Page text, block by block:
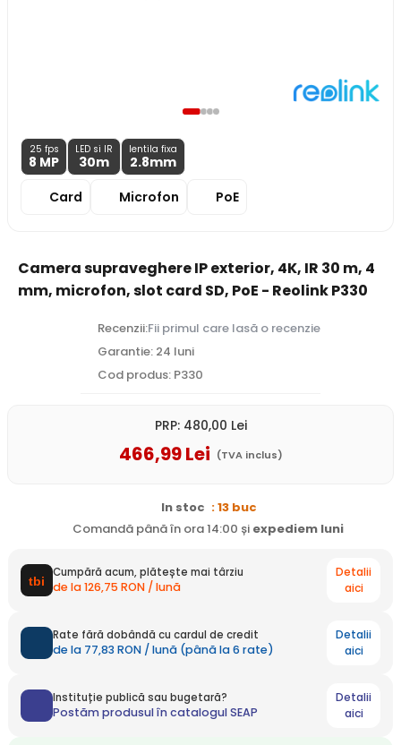
25 fps
8 MP
LED si IR
30m
lentila fixa
2.8mm
Card
Microfon PoE
Camera supraveghere IP exterior, 4K, IR 30 m, 4
mm, microfon, slot card SD, PoE - Reolink P330
Recenzii:Fii primul care lasă o recenzie
Garantie: 24 luni
Cod produs: P330
PRP: 480,00 Lei
466,99Lei (TVA inclus)
In stoc : 13 buc
Comandă până în ora 14:00 și expediem luni
Cumpără acum, plătește mai târziu
de la 126,75 RON / lună
Detalii
aici
Rate fără dobândă cu cardul de credit
de la 77,83 RON / lună (până la 6 rate)
Detalii
aici
Instituție publică sau bugetară?
Postăm produsul în catalogul SEAP
Detalii
aici